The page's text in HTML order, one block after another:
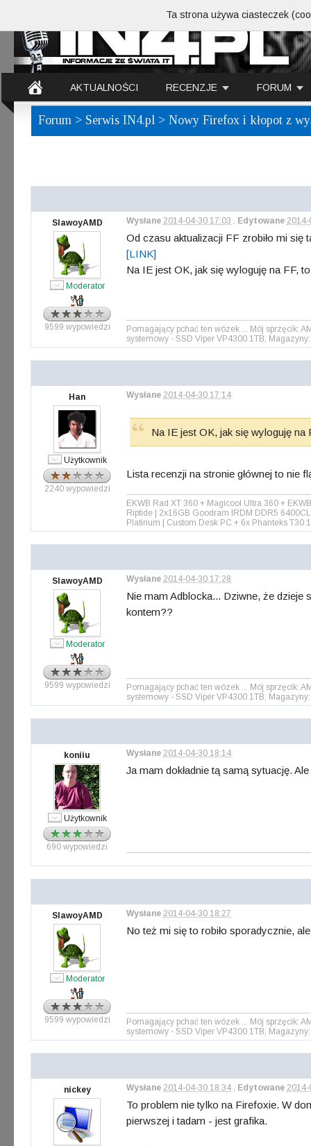
AKTUALNOŚCI RECENZJE FORUM
Forum > Serwis IN4.pl > Nowy Firefox i kłopot z
SlawoyAMD
Moderator
9599 wypowiedzi
Wysłane 2014-04-30 17:03 , Edytowane
Od czasu aktualizacji FF zrobiło mi się
[LINK]
Na IE jest OK, jak się wyloguję na FF,
Pomagający pchać ten wózek ... Mój sprzęcik:
systemowy - SSD Viper VP4300 1TB,
Han
Użytkownik
2240 wypowiedzi
Wysłane 2014-04-30 17:14
Na IE jest OK, jak się wyloguję
Lista recenzji na stronie głównej to nie
EKWB Rad XT 360 + Magicool Ultra 360 +
Riptide | 2x16GB Goodram IRDM DDR5
Platinum | Custom Desk PC + 6x Phanteks
SlawoyAMD
Moderator
9599 wypowiedzi
Wysłane 2014-04-30 17:28
Nie mam Adblocka... Dziwne, że dzieje
kontem??
Pomagający pchać ten wózek ... Mój sprzęcik:
systemowy - SSD Viper VP4300 1TB,
koniiu
Użytkownik
690 wypowiedzi
Wysłane 2014-04-30 18:14
Ja mam dokładnie tą samą sytuację.
SlawoyAMD
Moderator
9599 wypowiedzi
Wysłane 2014-04-30 18:27
No też mi się to robiło sporadycznie,
Pomagający pchać ten wózek ... Mój sprzęcik:
systemowy - SSD Viper VP4300 1TB,
nickey Wysłane 2014-04-30 18:34 , Edytowane
To problem nie tylko na Firefoxie. W
pierwszej i tadam - jest grafika.
Ta strona używa ciasteczek